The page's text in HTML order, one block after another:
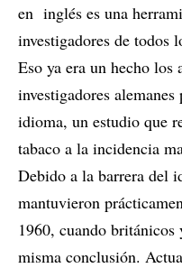
en inglés es una
investigadores de todos
Eso ya era un hecho los
investigadores
idioma, un estudio que
tabaco a la incidencia
Debido a la barrera del
mantuvieron
1960, cuando
misma conclusión.